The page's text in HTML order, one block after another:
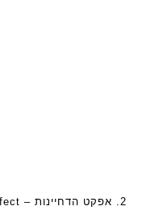
2. אפקט הדחיינות – Procrastination Effect